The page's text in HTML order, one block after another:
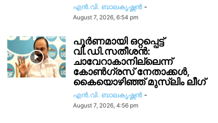
എൻ.വി. ബാലകൃഷ്ണൻ -
August 7, 2026, 6:54 pm
പൂർണമായി ഒറ്റപ്പെട്ട്
വി.ഡി.സതീശൻ:
ചാവേറാകാനില്ലെന്ന്
കോൺഗ്രസ് നേതാക്കൾ,
കൈയൊഴിഞ്ഞ് മുസ്ലിം ലീഗ്
എൻ.വി. ബാലകൃഷ്ണൻ -
August 7, 2026, 4:56 pm